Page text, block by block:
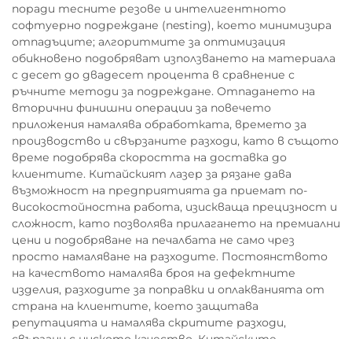
поради тесните резове и интелигентното
софтуерно подреждане (nesting), което минимизира
отпадъците; алгоритмите за оптимизация
обикновено подобряват използването на материала
с десет до двадесет процента в сравнение с
ръчните методи за подреждане. Отпадането на
вторични финишни операции за повечето
приложения намалява обработката, времето за
производство и свързаните разходи, като в същото
време подобрява скоростта на доставка до
клиентите. Китайският лазер за рязане дава
възможност на предприятията да приемат по-
високостойностна работа, изискваща прецизност и
сложност, като позволява прилагането на премиални
цени и подобряване на печалбата не само чрез
просто намаляване на разходите. Постоянството
на качеството намалява броя на дефектните
изделия, разходите за поправки и оплакванията от
страна на клиентите, което защитава
репутацията и намалява скритите разходи,